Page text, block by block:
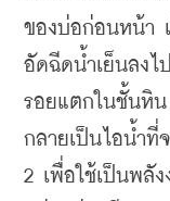
ของบ่อก่อนหน้า
อัดฉีดน้ำเย็นลงไ
รอยแตกในชั้นหิ
กลายเป็นไอน้ำ
2 เพื่อใช้เป็นพลั